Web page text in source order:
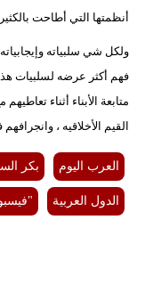
أنظمتها التي أطاحت
ولكل شي سلبياته
فهم أكثر عرضه لسلبيات
متابعة الأبناء أثناء
القيم الأخلاقيه ،
العرب اليوم بكر
الدول العربية